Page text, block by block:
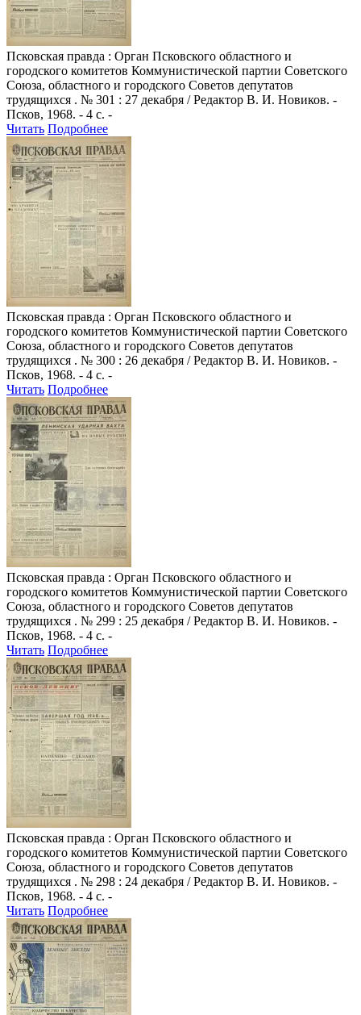
Псковская правда : Орган Псковского областного и
городского комитетов Коммунистической партии Советского
Союза, областного и городского Советов депутатов
трудящихся . № 301 : 27 декабря / Редактор В. И. Новиков. -
Псков, 1968. - 4 с. -
Читать Подробнее
Псковская правда : Орган Псковского областного и
городского комитетов Коммунистической партии Советского
Союза, областного и городского Советов депутатов
трудящихся . № 300 : 26 декабря / Редактор В. И. Новиков. -
Псков, 1968. - 4 с. -
Читать Подробнее
Псковская правда : Орган Псковского областного и
городского комитетов Коммунистической партии Советского
Союза, областного и городского Советов депутатов
трудящихся . № 299 : 25 декабря / Редактор В. И. Новиков. -
Псков, 1968. - 4 с. -
Читать Подробнее
Псковская правда : Орган Псковского областного и
городского комитетов Коммунистической партии Советского
Союза, областного и городского Советов депутатов
трудящихся . № 298 : 24 декабря / Редактор В. И. Новиков. -
Псков, 1968. - 4 с. -
Читать Подробнее